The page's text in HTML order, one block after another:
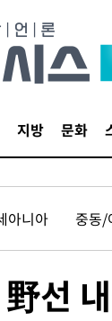
지방 문화
아니아 중동/
선